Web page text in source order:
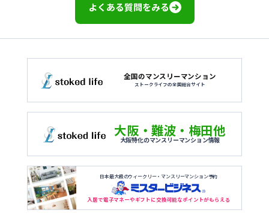
よくある質問をみる
全国のマンスリーマンション
ストークライフの全国総合サイト
大阪・難波・梅田他
大阪特化のマンスリーマンション情報
日本最大級のウィークリー・マンスリーマンション予約
入居で電子マネーやギフトに交換可能なポイントがもらえる